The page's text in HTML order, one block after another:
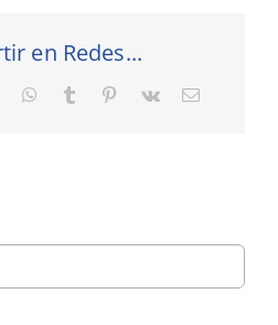
en Redes...
LinkedInWhatsApp
Tumblr Pinterest
Vk
Correo